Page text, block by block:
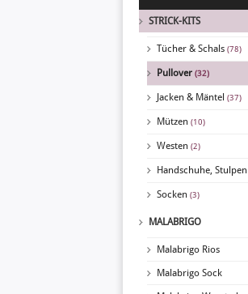
STRICK-KITS
Tücher & Schals (78)
Pullover (32)
Jacken & Mäntel (37)
Mützen (10)
Westen (2)
Handschuhe, Stulpen
Socken (3)
MALABRIGO
Malabrigo Rios
Malabrigo Sock